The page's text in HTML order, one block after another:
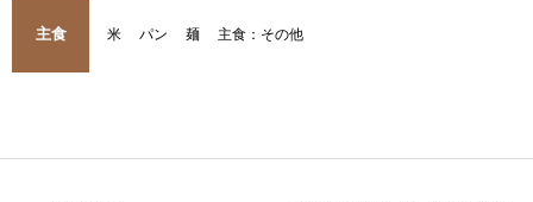
主食 米 パン 麺 主食：その他